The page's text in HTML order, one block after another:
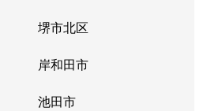
堺市北区
岸和田市
池田市